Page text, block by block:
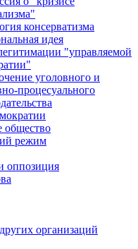
консерватизма
идея
"управляемой
уголовного и
процесуального
общество
режим
оппозиция
организаций